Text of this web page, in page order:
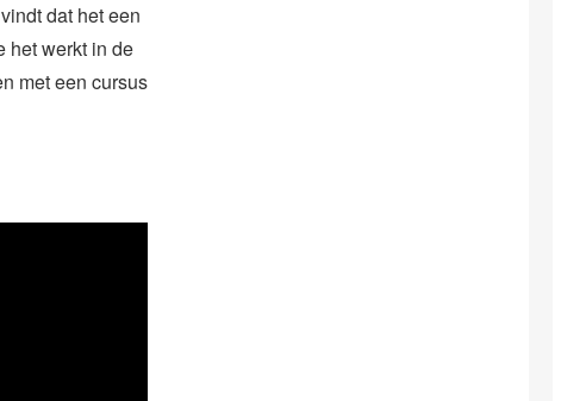
dat het een
het werkt in de
met een cursus